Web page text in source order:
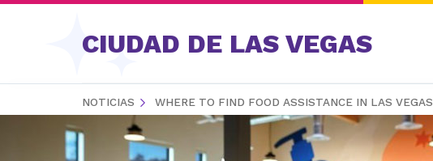
Saltar al contenido
CIUDAD DE LAS VEGAS
NOTICIAS WHERE TO FIND FOOD ASSISTANCE IN LAS VEGAS